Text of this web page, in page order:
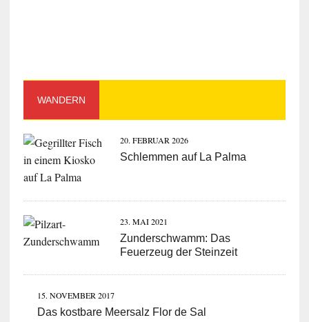
WANDERN
20. FEBRUAR 2026
Schlemmen auf La Palma
23. MAI 2021
Zunderschwamm: Das
Feuerzeug der Steinzeit
15. NOVEMBER 2017
Das kostbare Meersalz Flor de Sal